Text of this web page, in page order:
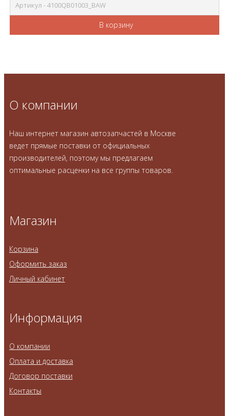
Артикул - 4100QB01003_BAW
В корзину
О компании
Наш интернет магазин автозапчастей в Москве
ведет прямые поставки от официальных
производителей, поэтому мы предлагаем
оптимальные расценки на все группы товаров.
Магазин
Корзина
Оформить заказ
Личный кабинет
Информация
О компании
Оплата и доставка
Договор поставки
Контакты